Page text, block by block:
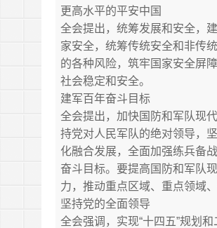
更高水平的平安中国
全会提出，统筹发展和安全，
家安全，统筹传统安全和非传
的各种风险，筑牢国家安全屏
社会稳定和安全。
建军百年奋斗目标
全会提出，加快国防和军队现
持党对人民军队的绝对领导，
化融合发展，全面加强练兵备
奋斗目标。要提高国防和军队
力，推动重点区域、重点领域
坚持党的全面领导
全会强调，实现“十四五”规划